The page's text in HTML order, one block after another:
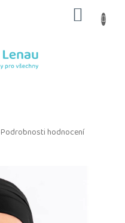
KOŠÍK
Podrobnosti hodnocení